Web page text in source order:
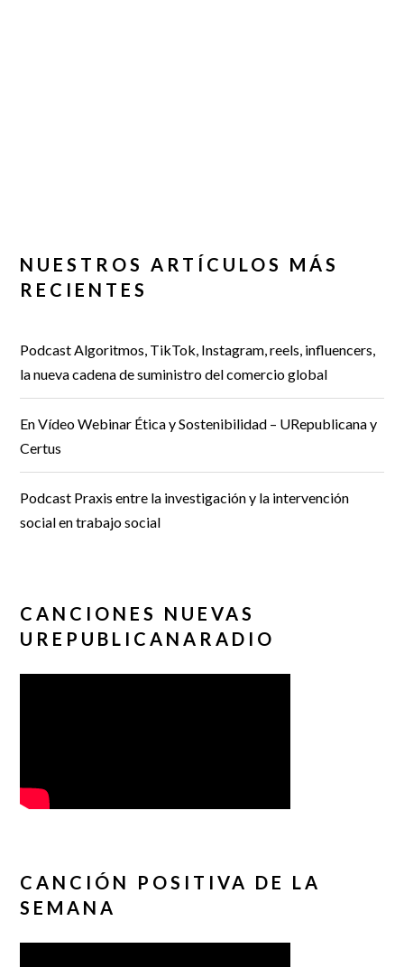
NUESTROS ARTÍCULOS MÁS
RECIENTES
Podcast Algoritmos, TikTok, Instagram, reels, influencers,
la nueva cadena de suministro del comercio global
En Vídeo Webinar Ética y Sostenibilidad – URepublicana y
Certus
Podcast Praxis entre la investigación y la intervención
social en trabajo social
CANCIONES NUEVAS
UREPUBLICANARADIO
CANCIÓN POSITIVA DE LA
SEMANA